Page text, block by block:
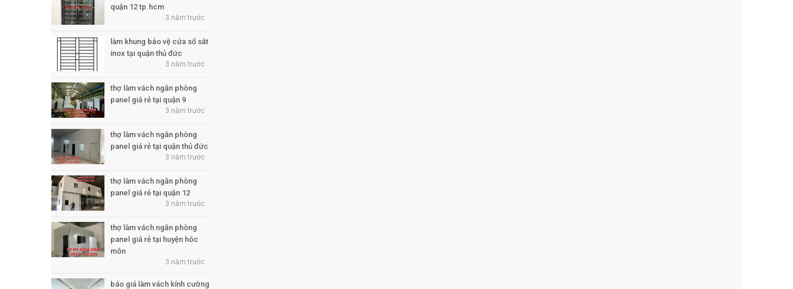
quận 12 tp.hcm
3 năm trước
làm khung bảo vệ cửa sổ sắt
inox tại quận thủ đức
3 năm trước
thợ làm vách ngăn phòng
panel giá rẻ tại quận 9
3 năm trước
thợ làm vách ngăn phòng
panel giá rẻ tại quận thủ đức
3 năm trước
thợ làm vách ngăn phòng
panel giá rẻ tại quận 12
3 năm trước
thợ làm vách ngăn phòng
panel giá rẻ tại huyện hóc
môn
3 năm trước
báo giá làm vách kính cường